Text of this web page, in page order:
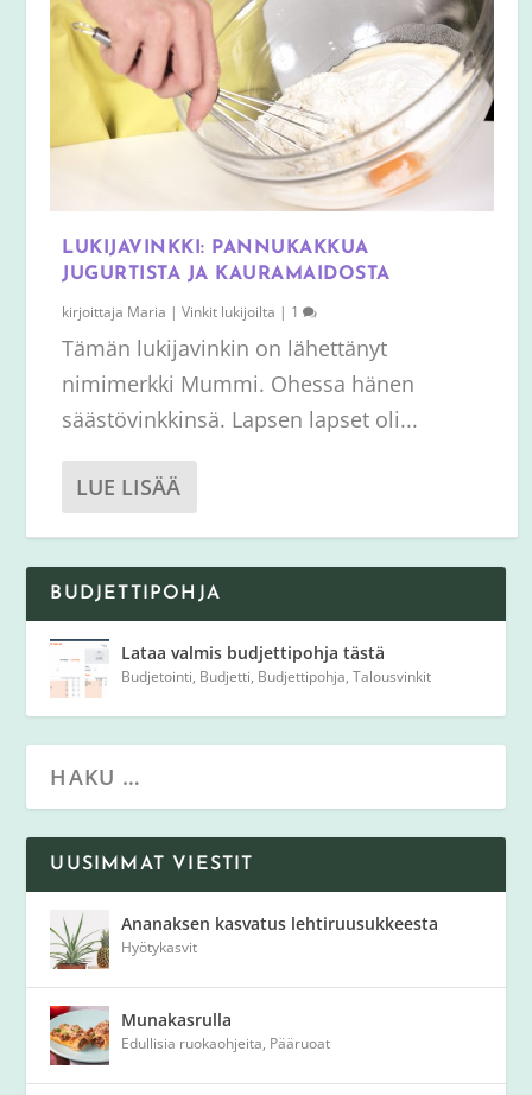
LUKIJAVINKKI: PANNUKAKKUA
JUGURTISTA JA KAURAMAIDOSTA
kirjoittaja Maria |Vinkit lukijoilta | 1
Tämän lukijavinkin on lähettänyt
nimimerkki Mummi. Ohessa hänen
säästövinkkinsä. Lapsen lapset oli...
LUE LISÄÄ
BUDJETTIPOHJA
Lataa valmis budjettipohja tästä
Budjetointi, Budjetti, Budjettipohja,Talousvinkit
UUSIMMAT VIESTIT
Ananaksen kasvatus lehtiruusukkeesta
Hyötykasvit
Munakasrulla
Edullisia ruokaohjeita, Pääruoat